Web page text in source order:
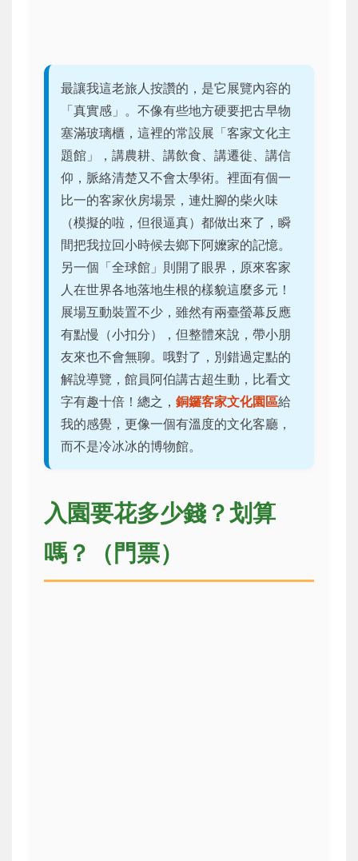
最讓我這老旅人按讚的，是它展覽內容的
「真實感」。不像有些地方硬要把古早物
塞滿玻璃櫃，這裡的常設展「客家文化主
題館」，講農耕、講飲食、講遷徙、講信
仰，脈絡清楚又不會太學術。裡面有個一
比一的客家伙房場景，連灶腳的柴火味
（模擬的啦，但很逼真）都做出來了，瞬
間把我拉回小時候去鄉下阿嬤家的記憶。
另一個「全球館」則開了眼界，原來客家
人在世界各地落地生根的樣貌這麼多元！
展場互動裝置不少，雖然有兩臺螢幕反應
有點慢（小扣分），但整體來說，帶小朋
友來也不會無聊。哦對了，別錯過定點的
解說導覽，館員阿伯講古超生動，比看文
字有趣十倍！總之， 銅鑼客家文化園區給
我的感覺，更像一個有溫度的文化客廳，
而不是冷冰冰的博物館。
入園要花多少錢？划算
嗎？（門票）